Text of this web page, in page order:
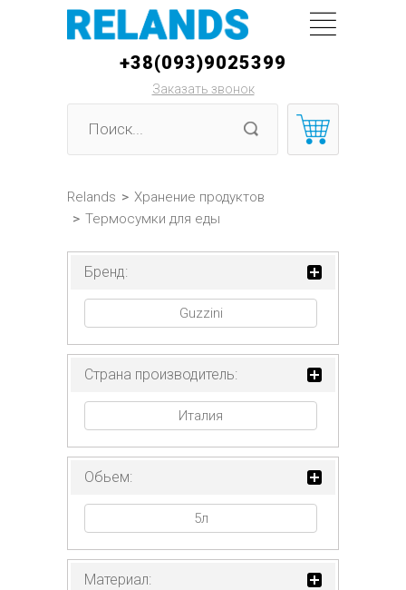
+38(093)9025399
Заказать звонок
Relands > Хранение продуктов
> Термосумки для еды
Бренд:
Guzzini
Страна производитель:
Италия
Обьем:
5л
Материал: